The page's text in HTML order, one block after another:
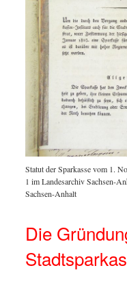
Statut der Sparkasse vom 1.
1 im Landesarchiv Sachsen-
Sachsen-Anhalt
Die